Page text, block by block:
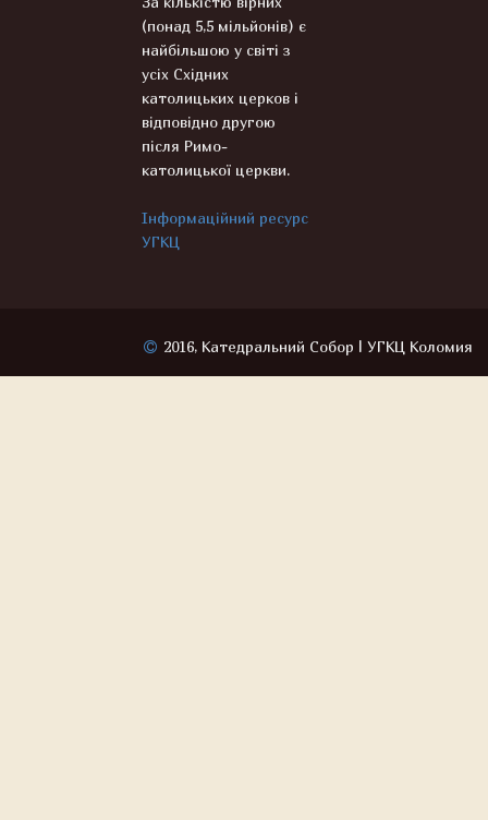
(понад 5,5 мільйонів) є
найбільшою у світі з
усіх Східних
католицьких церков і
відповідно другою
після Римо-
католицької церкви.
Інформаційний ресурс
УГКЦ
2016, Катедральний Собор | УГКЦ Коломия